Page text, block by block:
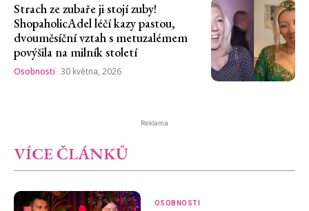
Strach ze zubaře ji stojí zuby!
ShopaholicAdel léčí kazy pastou,
dvouměsíční vztah s metuzalémem
povýšila na milník století
Osobnosti 30 května, 2026
Reklama
VÍCE ČLÁNKŮ
OSOBNOSTI